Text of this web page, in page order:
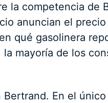
la competencia de
anuncian el
qué gasolinera
mayoría de los
En el